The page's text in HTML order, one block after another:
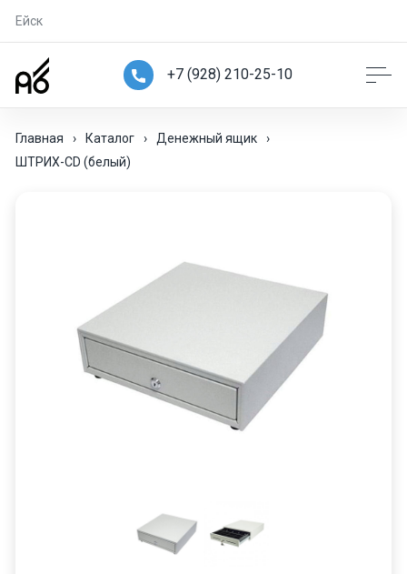
Ейск
+7 (928) 210-25-10
Главная › Каталог › Денежный ящик
›
ШТРИХ-CD (белый)